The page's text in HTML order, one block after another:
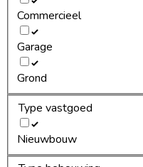
Commercieel
Garage
Grond
Type vastgoed
Nieuwbouw